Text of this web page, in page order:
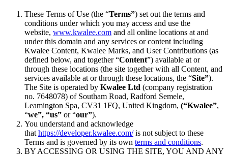
These Terms of Use (the “Terms”) set out the terms and
conditions under which you may access and use the
website, www.kwalee.com and all online locations at and
under this domain and any services or content including
Kwalee Content, Kwalee Marks, and User Contributions (as
defined below, and together “Content”) available at or
through these locations (the site together with all Content, and
services available at or through these locations, the “Site”).
The Site is operated by Kwalee Ltd (company registration
no. 7648078) of Southam Road, Radford Semele,
Leamington Spa, CV31 1FQ, United Kingdom, (“Kwalee”,
“we”, “us” or “our”).
You understand and acknowledge
that https://developer.kwalee.com/is not subject to these
Terms and is governed by its own terms and conditions.
BY ACCESSING OR USING THE SITE, YOU AND ANY